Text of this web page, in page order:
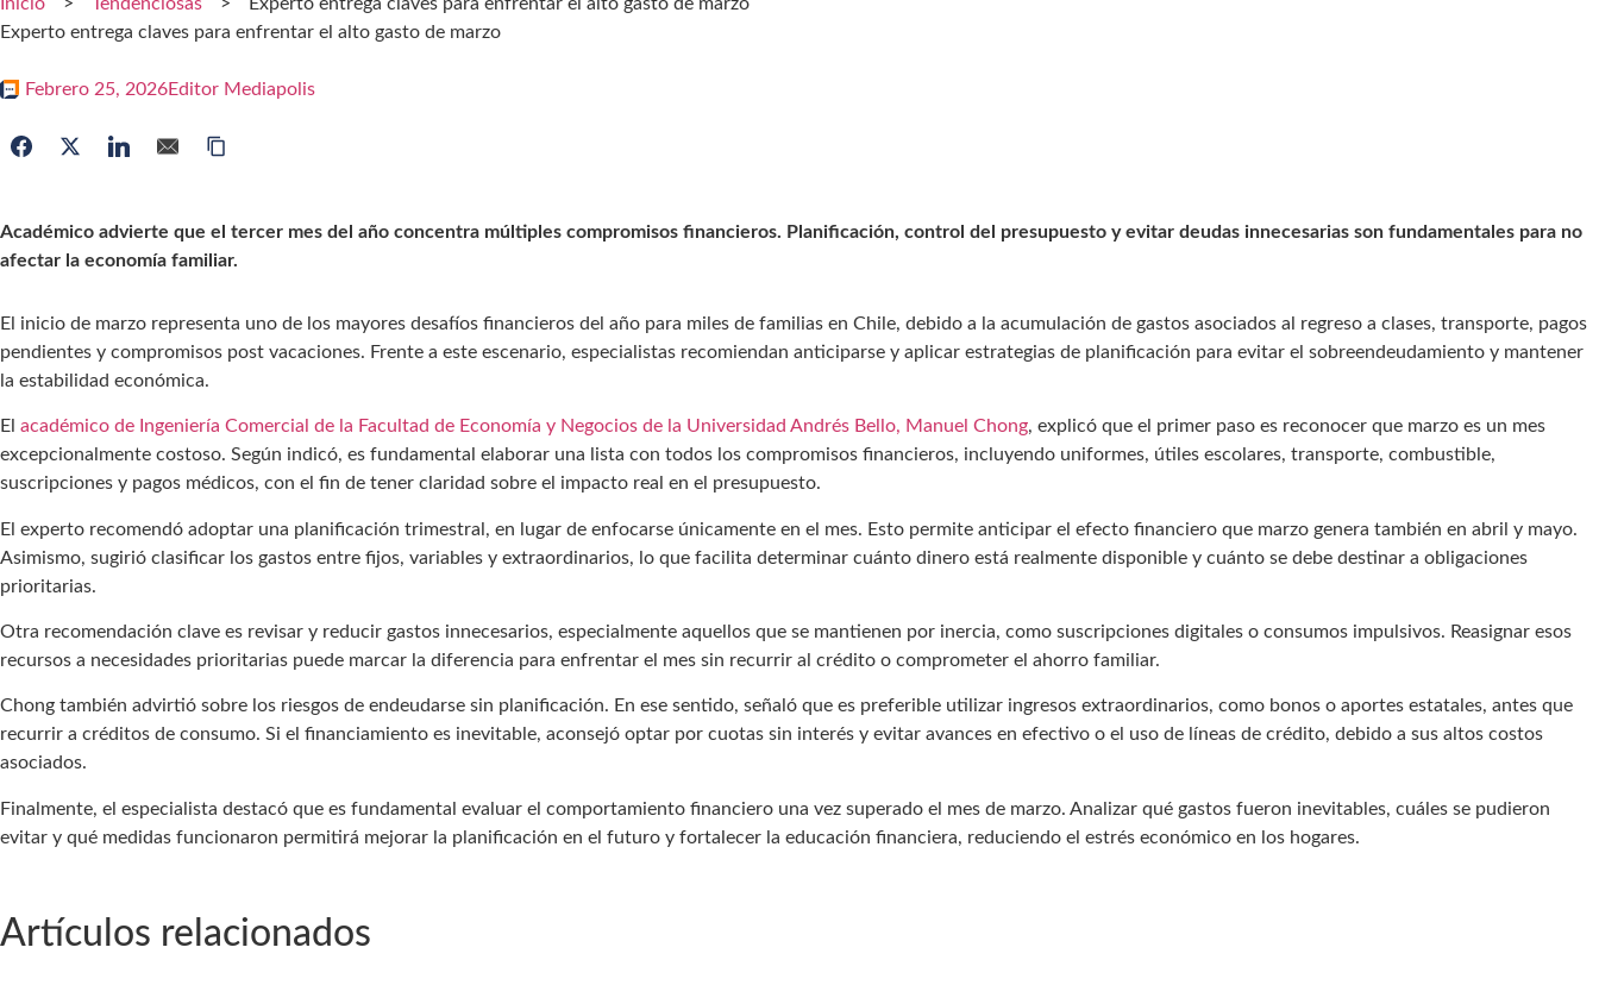
Experto entrega claves para enfrentar el alto gasto de marzo
Febrero 25, 2026Editor Mediapolis
Académico advierte que el tercer mes del año concentra múltiples compromisos financieros. Planificación, control del presupuesto y evitar deudas innecesarias son fundamentales para no
afectar la economía familiar.
El inicio de marzo representa uno de los mayores desafíos financieros del año para miles de familias en Chile, debido a la acumulación de gastos asociados al regreso a clases, transporte, pagos
pendientes y compromisos post vacaciones. Frente a este escenario, especialistas recomiendan anticiparse y aplicar estrategias de planificación para evitar el sobreendeudamiento y mantener
la estabilidad económica.
El académico de Ingeniería Comercial de la Facultad de Economía y Negocios de la Universidad Andrés Bello, Manuel Chong, explicó que el primer paso es reconocer que marzo es un mes
excepcionalmente costoso. Según indicó, es fundamental elaborar una lista con todos los compromisos financieros, incluyendo uniformes, útiles escolares, transporte, combustible,
suscripciones y pagos médicos, con el fin de tener claridad sobre el impacto real en el presupuesto.
El experto recomendó adoptar una planificación trimestral, en lugar de enfocarse únicamente en el mes. Esto permite anticipar el efecto financiero que marzo genera también en abril y mayo.
Asimismo, sugirió clasificar los gastos entre fijos, variables y extraordinarios, lo que facilita determinar cuánto dinero está realmente disponible y cuánto se debe destinar a obligaciones
prioritarias.
Otra recomendación clave es revisar y reducir gastos innecesarios, especialmente aquellos que se mantienen por inercia, como suscripciones digitales o consumos impulsivos. Reasignar esos
recursos a necesidades prioritarias puede marcar la diferencia para enfrentar el mes sin recurrir al crédito o comprometer el ahorro familiar.
Chong también advirtió sobre los riesgos de endeudarse sin planificación. En ese sentido, señaló que es preferible utilizar ingresos extraordinarios, como bonos o aportes estatales, antes que
recurrir a créditos de consumo. Si el financiamiento es inevitable, aconsejó optar por cuotas sin interés y evitar avances en efectivo o el uso de líneas de crédito, debido a sus altos costos
asociados.
Finalmente, el especialista destacó que es fundamental evaluar el comportamiento financiero una vez superado el mes de marzo. Analizar qué gastos fueron inevitables, cuáles se pudieron
evitar y qué medidas funcionaron permitirá mejorar la planificación en el futuro y fortalecer la educación financiera, reduciendo el estrés económico en los hogares.
Artículos relacionados